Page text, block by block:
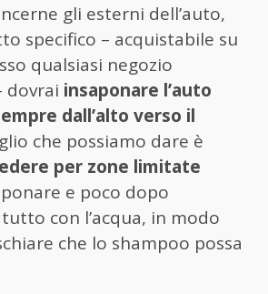
gli esterni dell’auto,
specifico – acquistabile su
qualsiasi negozio
dovrai insaponare l’auto
dall’alto verso il
che possiamo dare è
per zone limitate
e poco dopo
con l’acqua, in modo
che lo shampoo possa